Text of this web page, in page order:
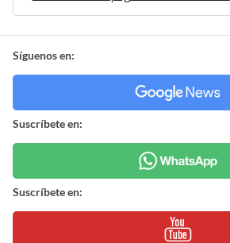
Síguenos en:
Suscríbete en:
Suscríbete en: